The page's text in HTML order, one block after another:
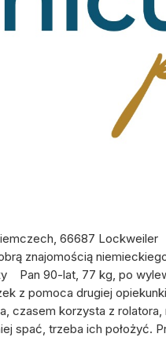
66687 Lockweiler
znajomością
Pan 90-lat, 77 kg, po
z pomoca drugiej
czasem korzysta z
spać, trzeba ich położyć.